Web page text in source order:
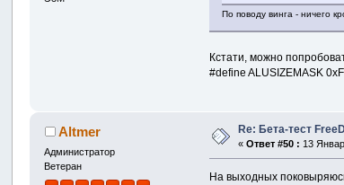
По поводу винга - ничего
Кстати, можно
#define ALUSIZEMASK
Altmer
Администратор
Ветеран
Re: Бета-тест
«Ответ #50 : 13
На выходных